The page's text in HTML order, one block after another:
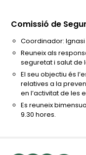
Comissió de
Coordinador: Ignasi
Reuneix als
seguretat i salut de
El seu objectiu és
relatives a la
en l’activitat de les
Es reuneix
9.30 hores.